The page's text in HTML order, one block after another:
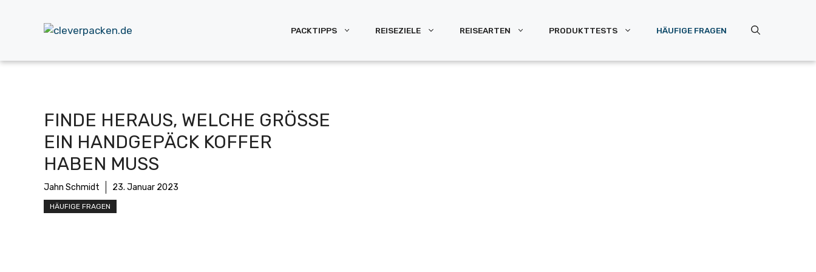
PACKTIPPS REISEZIELE REISEARTEN PRODUKTTESTS HÄUFIGE FRAGEN
FINDE HERAUS, WELCHE GRÖSSE E
IN HANDGEPÄCK KOFFER H
ABEN MUSS
Jahn Schmidt 23. Januar 2023
HÄUFIGE FRAGEN